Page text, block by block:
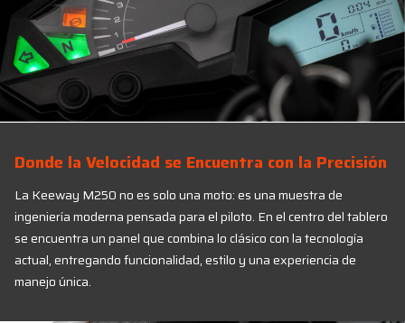
Donde la Velocidad se Encuentra con la Precisión
La Keeway M250 no es solo una moto: es una muestra de
ingeniería moderna pensada para el piloto. En el centro del tablero
se encuentra un panel que combina lo clásico con la tecnología
actual, entregando funcionalidad, estilo y una experiencia de
manejo única.